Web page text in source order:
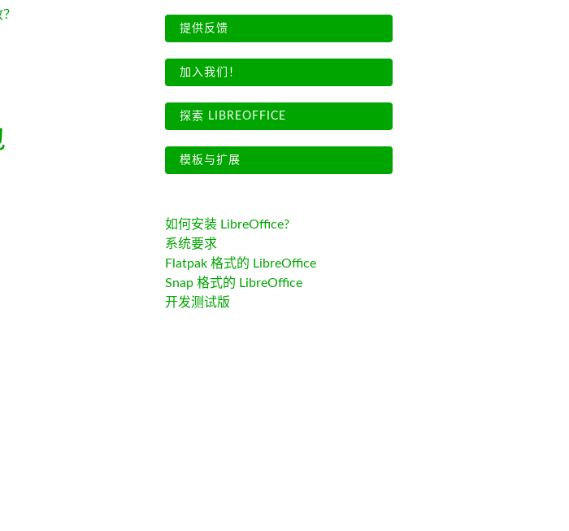
提供反馈
加入我们！
探索 LIBREOFFICE
模板与扩展
如何安装 LibreOffice?
系统要求
Flatpak 格式的 LibreOffice
Snap 格式的 LibreOffice
开发测试版